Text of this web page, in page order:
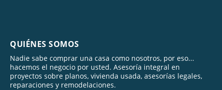
QUIÉNES SOMOS
Nadie sabe comprar una casa como nosotros, por eso...
hacemos el negocio por usted. Asesoría integral en
proyectos sobre planos, vivienda usada, asesorías legales,
reparaciones y remodelaciones.